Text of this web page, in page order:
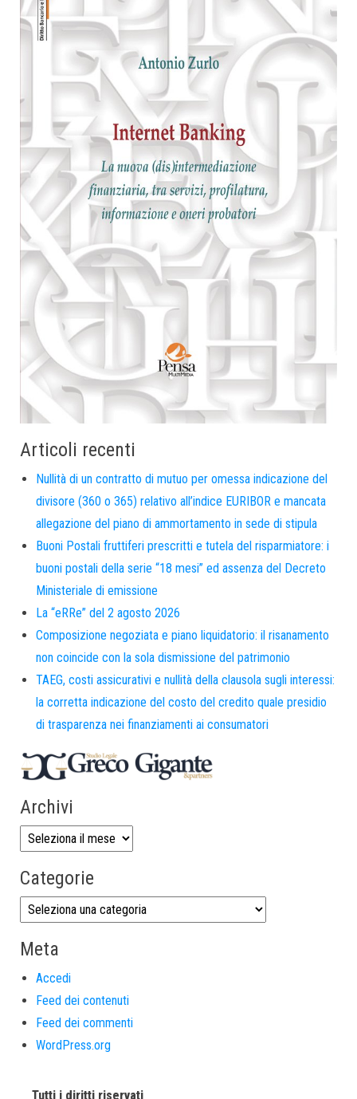
Articoli recenti
Nullità di un contratto di mutuo per omessa indicazione del
divisore (360 o 365) relativo all’indice EURIBOR e mancata
allegazione del piano di ammortamento in sede di stipula
Buoni Postali fruttiferi prescritti e tutela del risparmiatore: i
buoni postali della serie “18 mesi” ed assenza del Decreto
Ministeriale di emissione
La “eRRe” del 2 agosto 2026
Composizione negoziata e piano liquidatorio: il risanamento
non coincide con la sola dismissione del patrimonio
TAEG, costi assicurativi e nullità della clausola sugli interessi:
la corretta indicazione del costo del credito quale presidio
di trasparenza nei finanziamenti ai consumatori
Archivi
Categorie
Meta
Accedi
Feed dei contenuti
Feed dei commenti
WordPress.org
Tutti i diritti riservati